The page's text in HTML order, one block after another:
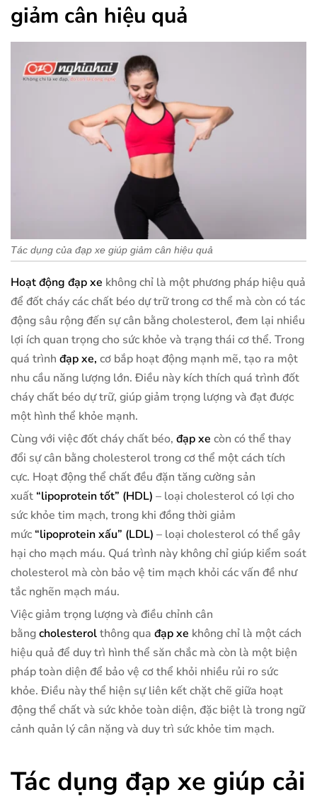
giảm cân hiệu quả
Tác dụng của đạp xe giúp giảm cân hiệu quả
Hoạt động đạp xe không chỉ là một phương pháp hiệu quả
để đốt cháy các chất béo dự trữ trong cơ thể mà còn có tác
động sâu rộng đến sự cân bằng cholesterol, đem lại nhiều
lợi ích quan trọng cho sức khỏe và trạng thái cơ thể. Trong
quá trình đạp xe, cơ bắp hoạt động mạnh mẽ, tạo ra một
nhu cầu năng lượng lớn. Điều này kích thích quá trình đốt
cháy chất béo dự trữ, giúp giảm trọng lượng và đạt được
một hình thể khỏe mạnh.
Cùng với việc đốt cháy chất béo, đạp xe còn có thể thay
đổi sự cân bằng cholesterol trong cơ thể một cách tích
cực. Hoạt động thể chất đều đặn tăng cường sản
xuất “lipoprotein tốt” (HDL) – loại cholesterol có lợi cho
sức khỏe tim mạch, trong khi đồng thời giảm
mức “lipoprotein xấu” (LDL) – loại cholesterol có thể gây
hại cho mạch máu. Quá trình này không chỉ giúp kiểm soát
cholesterol mà còn bảo vệ tim mạch khỏi các vấn đề như
tắc nghẽn mạch máu.
Việc giảm trọng lượng và điều chỉnh cân
bằngcholesterolthông qua đạp xe không chỉ là một cách
hiệu quả để duy trì hình thể săn chắc mà còn là một biện
pháp toàn diện để bảo vệ cơ thể khỏi nhiều rủi ro sức
khỏe. Điều này thể hiện sự liên kết chặt chẽ giữa hoạt
động thể chất và sức khỏe toàn diện, đặc biệt là trong ngữ
cảnh quản lý cân nặng và duy trì sức khỏe tim mạch.
Tác dụng đạp xe giúp cải